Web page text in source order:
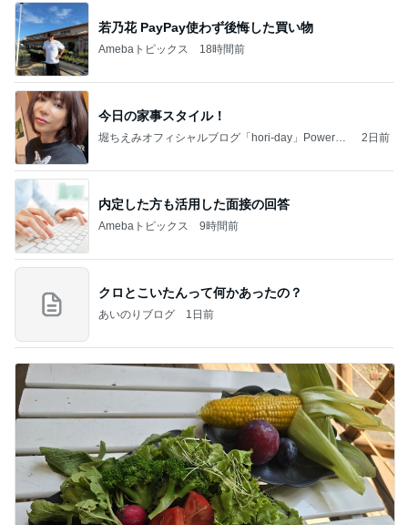
若乃花 PayPay使わず後悔した買い物
Amebaトピックス 18時間前
今日の家事スタイル！
堀ちえみオフィシャルブログ「hori-day」Powered
2日前
内定した方も活用した面接の回答
Amebaトピックス 9時間前
クロとこいたんって何かあったの？
あいのりブログ 1日前